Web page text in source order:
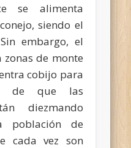
se alimenta
siendo el
embargo, el
zonas de monte
cobijo para
de que las
diezmando
población de
cada vez son